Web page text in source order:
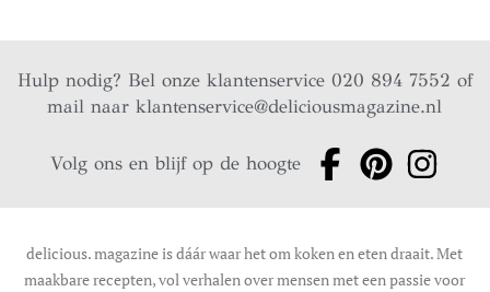
Hulp nodig? Bel onze klantenservice 020 894 7552 of
mail naarklantenservice@deliciousmagazine.nl
Volg ons en blijf op de hoogte
delicious. magazine is dáár waar het om koken en eten draait. Met
maakbare recepten, vol verhalen over mensen met een passie voor